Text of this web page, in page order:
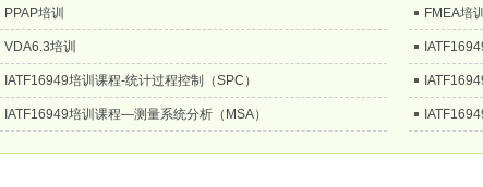
PPAP培训 FMEA培
VDA6.3培训
IATF16949培训课程-统计过程控制（SPC）
IATF16949培训课程—测量系统分析（MSA）